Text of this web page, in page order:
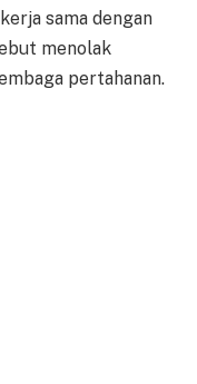
sama dengan
menolak
pertahanan.